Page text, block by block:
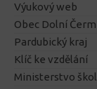
Výukový web
Obec Dolní
Pardubický kraj
Klíč ke vzdělání
Ministerstvo